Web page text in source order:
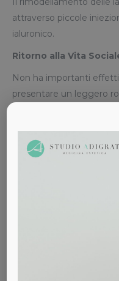
attraverso piccole
ialuronico.
Ritorno alla Vita
Non ha importanti effetti
presentare un leggero
Prodotto Utilizzato
I prodotti utilizzati
allergici. Utilizziamo
mercato e di eccellente
Sei